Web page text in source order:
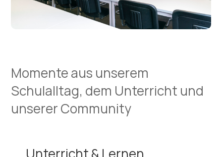
Momente aus unserem
Schulalltag, dem Unterricht und
unserer Community